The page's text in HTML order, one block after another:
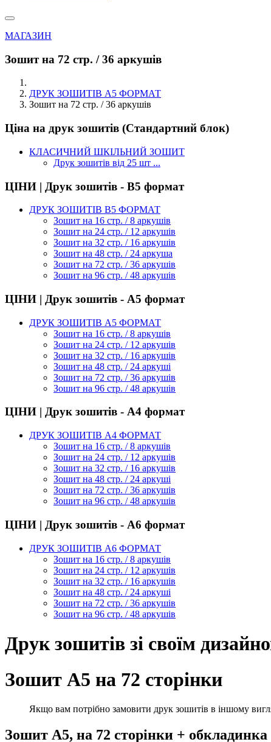
МАГАЗИН
Зошит на 72 стр. / 36 аркушів
ДРУК ЗОШИТІВ А5 ФОРМАТ
Зошит на 72 стр. / 36 аркушів
Ціна на друк зошитів (Стандартний блок)
КЛАСИЧНИЙ ШКІЛЬНИЙ ЗОШИТ
Друк зошитів від 25 шт ...
ЦІНИ | Друк зошитів - В5 формат
ДРУК ЗОШИТІВ В5 ФОРМАТ
Зошит на 16 стр. / 8 аркушів
Зошит на 24 стр. / 12 аркушів
Зошит на 32 стр. / 16 аркушів
Зошит на 48 стр. / 24 аркуша
Зошит на 72 стр. / 36 аркушів
Зошит на 96 стр. / 48 аркушів
ЦІНИ | Друк зошитів - А5 формат
ДРУК ЗОШИТІВ А5 ФОРМАТ
Зошит на 16 стр. / 8 аркушів
Зошит на 24 стр. / 12 аркушів
Зошит на 32 стр. / 16 аркушів
Зошит на 48 стр. / 24 аркуші
Зошит на 72 стр. / 36 аркушів
Зошит на 96 стр. / 48 аркушів
ЦІНИ | Друк зошитів - А4 формат
ДРУК ЗОШИТІВ А4 ФОРМАТ
Зошит на 16 стр. / 8 аркушів
Зошит на 24 стр. / 12 аркушів
Зошит на 32 стр. / 16 аркушів
Зошит на 48 стр. / 24 аркуші
Зошит на 72 стр. / 36 аркушів
Зошит на 96 стр. / 48 аркушів
ЦІНИ | Друк зошитів - А6 формат
ДРУК ЗОШИТІВ А6 ФОРМАТ
Зошит на 16 стр. / 8 аркушів
Зошит на 24 стр. / 12 аркушів
Зошит на 32 стр. / 16 аркушів
Зошит на 48 стр. / 24 аркуші
Зошит на 72 стр. / 36 аркушів
Зошит на 96 стр. / 48 аркушів
Друк зошитів зі своїм
Зошит А5 на 72 сторінки
Якщо вам потрібно замовити друк зошитів в іншому
Зошит А5, на 72 сторінки + обкладинка